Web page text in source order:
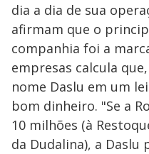
dia a dia de sua
afirmam que o
companhia foi a
empresas calcula
nome Daslu em um
bom dinheiro. "Se a
10 milhões (à
da Dudalina), a Daslu